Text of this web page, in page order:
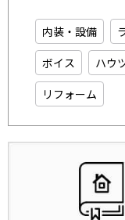
内装・設備
ボイス
ハウ
リフォーム